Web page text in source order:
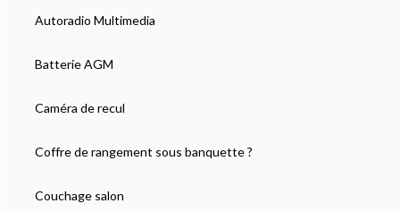
Autoradio Multimedia
Batterie AGM
Caméra de recul
Coffre de rangement sous banquette ?
Couchage salon